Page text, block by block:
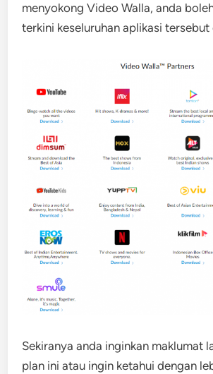
menyokong Video Walla, anda
terkini keseluruhan aplikasi tersebut
Sekiranya anda inginkan maklumat
plan ini atau ingin ketahui dengan